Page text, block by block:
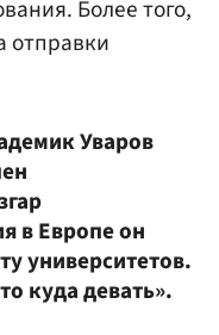
Более того,
отправки
Уваров
в Европе он
университетов.
куда девать».